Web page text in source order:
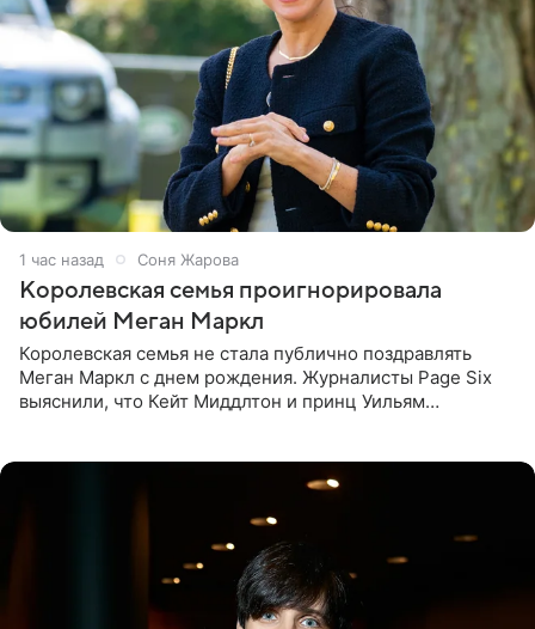
1 час назад Соня Жарова
Королевская семья проигнорировала
юбилей Меган Маркл
Королевская семья не стала публично поздравлять
Меган Маркл с днем рождения. Журналисты Page Six
выяснили, что Кейт Миддлтон и принц Уильям